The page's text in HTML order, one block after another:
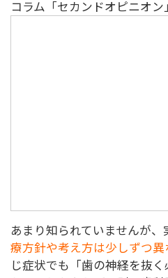
コラム 「セカンドオピニオ
あまり知られていませんが、
療方針や考え方は少しずつ異
じ症状でも「歯の神経を抜